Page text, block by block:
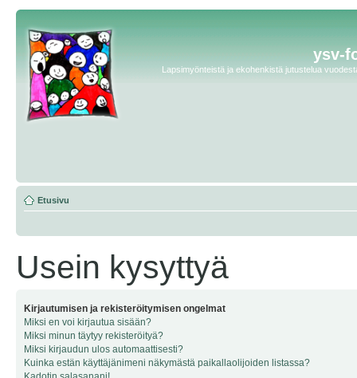
ysv-
Lapsimyönteistä ja ekohenkistä jutustelua
Etusivu
Usein kysyttyä
Kirjautumisen ja rekisteröitymisen ongelmat
Miksi en voi kirjautua sisään?
Miksi minun täytyy rekisteröityä?
Miksi kirjaudun ulos automaattisesti?
Kuinka estän käyttäjänimeni näkymästä paikallaolijoiden listassa?